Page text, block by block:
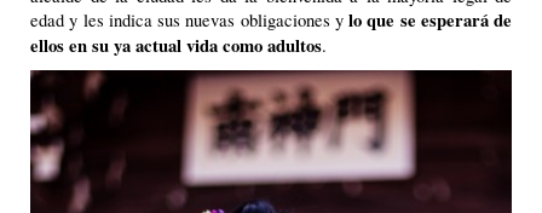
edad y les indica sus nuevas obligaciones y lo que se esperará de
ellos en su ya actual vida como adultos.